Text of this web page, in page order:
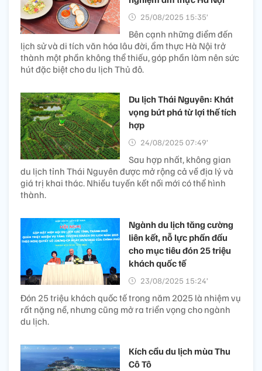
25/08/2025 15:35’
Bên cạnh những điểm đến
lịch sử và di tích văn hóa lâu đời, ẩm thực Hà Nội trở
thành một phần không thể thiếu, góp phần làm nên sức
hút đặc biệt cho du lịch Thủ đô.
Du lịch Thái Nguyên: Khát
vọng bứt phá từ lợi thế tích
hợp
24/08/2025 07:49’
Sau hợp nhất, không gian
du lịch tỉnh Thái Nguyên được mở rộng cả về địa lý và
giá trị khai thác. Nhiều tuyến kết nối mới có thể hình
thành.
Ngành du lịch tăng cường
liên kết, nỗ lực phấn đấu
cho mục tiêu đón 25 triệu
khách quốc tế
23/08/2025 15:24’
Đón 25 triệu khách quốc tế trong năm 2025 là nhiệm vụ
rất nặng nề, nhưng cũng mở ra triển vọng cho ngành
du lịch.
Kích cầu du lịch mùa Thu
Cô Tô